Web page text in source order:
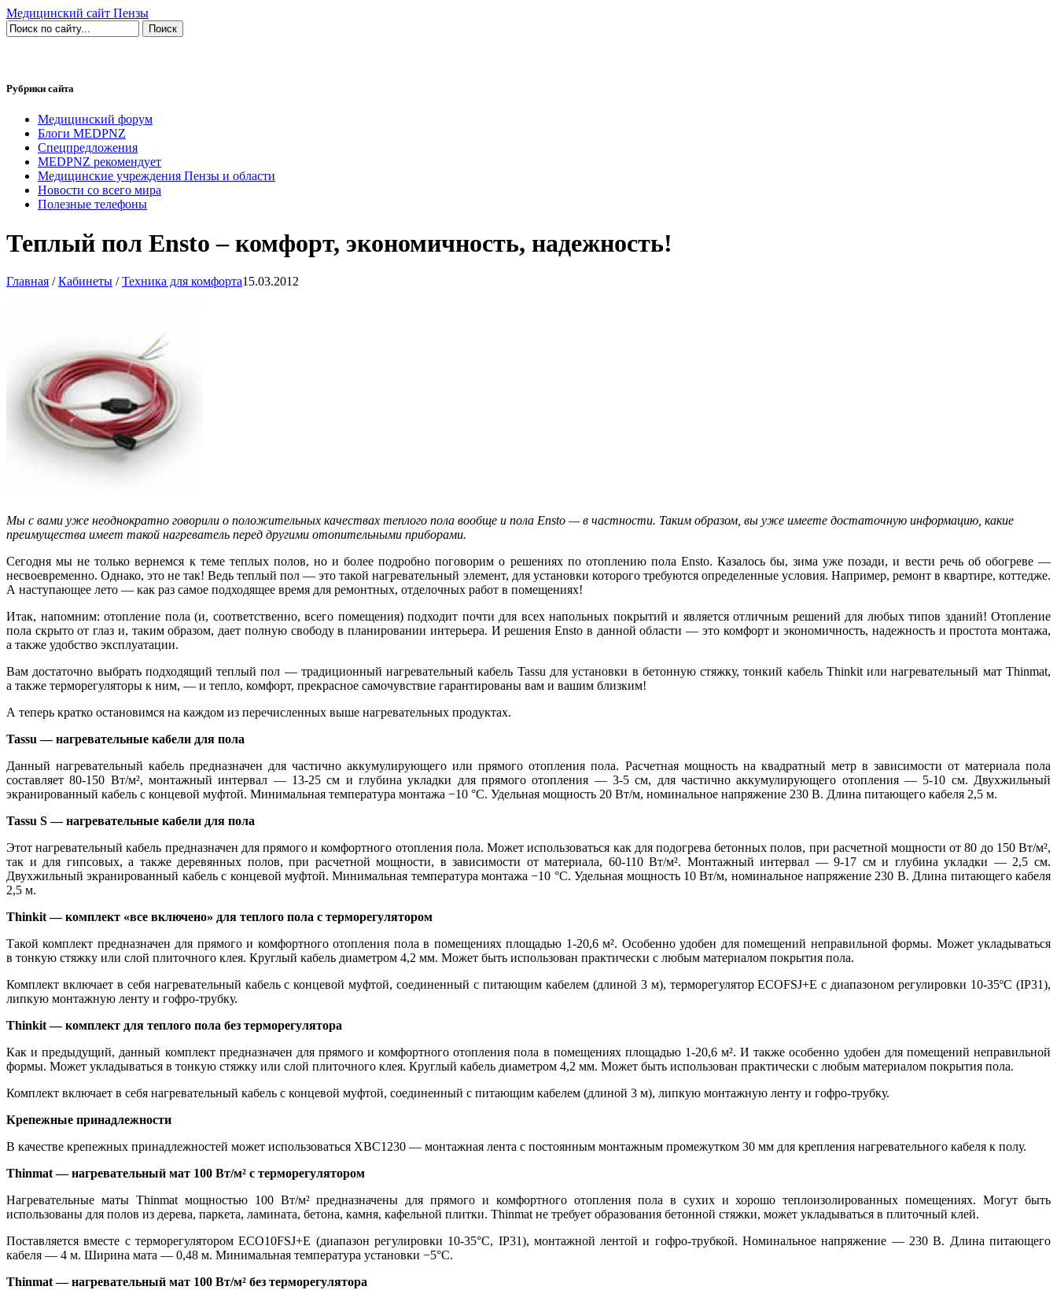
Медицинский сайт Пензы
Рубрики сайта
Медицинский форум
Блоги MEDPNZ
Спецпредложения
MEDPNZ рекомендует
Медицинские учреждения Пензы и области
Новости со всего мира
Полезные телефоны
Теплый пол Ensto – комфорт, экономичность, надежность!
Главная /Кабинеты /Техника для комфорта15.03.2012
Мы с вами уже неоднократно говорили о положительных качествах теплого пола вообще и пола Ensto — в частности. Таким образом, вы уже имеете достаточную информацию, какие
преимущества имеет такой нагреватель перед другими отопительными приборами.
Сегодня мы не только вернемся к теме теплых полов, но и более подробно поговорим о решениях по отоплению пола Ensto. Казалось бы, зима уже позади, и вести речь об обогреве —
несвоевременно. Однако, это не так! Ведь теплый пол — это такой нагревательный элемент, для установки которого требуются определенные условия. Например, ремонт в квартире, коттедже.
А наступающее лето — как раз самое подходящее время для ремонтных, отделочных работ в помещениях!
Итак, напомним: отопление пола (и, соответственно, всего помещения) подходит почти для всех напольных покрытий и является отличным решений для любых типов зданий! Отопление
пола скрыто от глаз и, таким образом, дает полную свободу в планировании интерьера. И решения Ensto в данной области — это комфорт и экономичность, надежность и простота монтажа,
а также удобство эксплуатации.
Вам достаточно выбрать подходящий теплый пол — традиционный нагревательный кабель Tassu для установки в бетонную стяжку, тонкий кабель Thinkitили нагревательный матThinmat,
а также терморегуляторы к ним, — и тепло, комфорт, прекрасное самочувствие гарантированы вам и вашим близким!
А теперь кратко остановимся на каждом из перечисленных выше нагревательных продуктах.
Tassu — нагревательные кабели для пола
Данный нагревательный кабель предназначен для частично аккумулирующего или прямого отопления пола. Расчетная мощность на квадратный метр в зависимости от материала пола
составляет 80-150 Вт/м², монтажный интервал — 13-25 см и глубина укладки для прямого отопления — 3-5 см, для частично аккумулирующего отопления — 5-10 см. Двухжильный
экранированный кабель с концевой муфтой. Минимальная температура монтажа −10 °С. Удельная мощность 20 Вт/м, номинальное напряжение 230 В. Длина питающего кабеля 2,5 м.
Tassu S — нагревательные кабели для пола
Этот нагревательный кабель предназначен для прямого и комфортного отопления пола. Может использоваться как для подогрева бетонных полов, при расчетной мощности от 80 до 150 Вт/м²,
так и для гипсовых, а также деревянных полов, при расчетной мощности, в зависимости от материала, 60-110 Вт/м². Монтажный интервал — 9-17 см и глубина укладки — 2,5 см.
Двухжильный экранированный кабель с концевой муфтой. Минимальная температура монтажа −10 °С. Удельная мощность 10 Вт/м, номинальное напряжение 230 В. Длина питающего кабеля
2,5 м.
Thinkit— комплект «все включено» для теплого пола с терморегулятором
Такой комплект предназначен для прямого и комфортного отопления пола в помещениях площадью 1-20,6 м². Особенно удобен для помещений неправильной формы. Может укладываться
в тонкую стяжку или слой плиточного клея. Круглый кабель диаметром 4,2 мм. Может быть использован практически с любым материалом покрытия пола.
Комплект включает в себя нагревательный кабель с концевой муфтой, соединенный с питающим кабелем (длиной 3 м), терморегулятор ECOFSJ+E с диапазоном регулировки 10-35ºС (IP31),
липкую монтажную ленту и гофро-трубку.
Thinkit— комплект для теплого пола без терморегулятора
Как и предыдущий, данный комплект предназначен для прямого и комфортного отопления пола в помещениях площадью 1-20,6 м². И также особенно удобен для помещений неправильной
формы. Может укладываться в тонкую стяжку или слой плиточного клея. Круглый кабель диаметром 4,2 мм. Может быть использован практически с любым материалом покрытия пола.
Комплект включает в себя нагревательный кабель с концевой муфтой, соединенный с питающим кабелем (длиной 3 м), липкую монтажную ленту и гофро-трубку.
Крепежные принадлежности
В качестве крепежных принадлежностей может использоваться XBC1230 — монтажная лента с постоянным монтажным промежутком 30 мм для крепления нагревательного кабеля к полу.
Thinmat — нагревательный мат 100 Вт/м² с терморегулятором
Нагревательные маты Thinmatмощностью 100 Вт/м² предназначены для прямого и комфортного отопления пола в сухих и хорошо теплоизолированных помещениях. Могут быть
использованы для полов из дерева, паркета, ламината, бетона, камня, кафельной плитки. Thinmat не требует образования бетонной стяжки, может укладываться в плиточный клей.
Поставляется вместе с терморегулятором ECO10FSJ+E (диапазон регулировки 10-35°C, IP31), монтажной лентой и гофро-трубкой. Номинальное напряжение — 230 В. Длина питающего
кабеля — 4 м. Ширина мата — 0,48 м. Минимальная температура установки −5°C.
Thinmat— нагревательный мат 100 Вт/м² без терморегулятора